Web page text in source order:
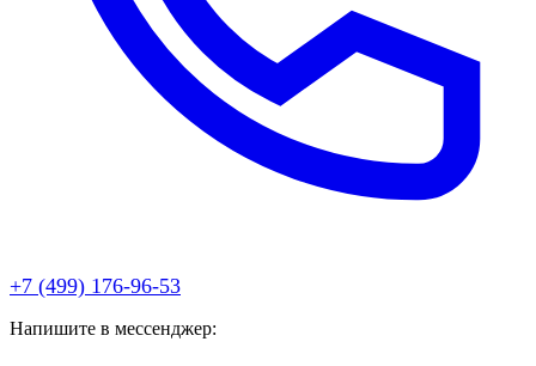
+7 (499) 176-96-53
Напишите в мессенджер: